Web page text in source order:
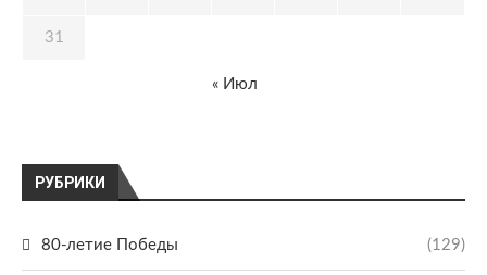
РУБРИКИ
80-летие Победы (129)
31
« Июл